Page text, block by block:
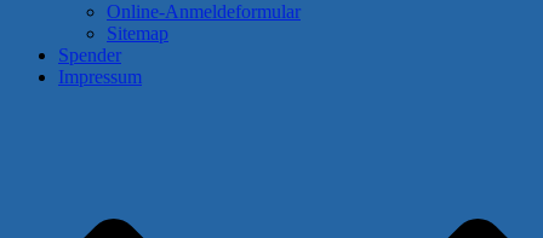
Online-Anmeldeformular
Sitemap
Spender
Impressum